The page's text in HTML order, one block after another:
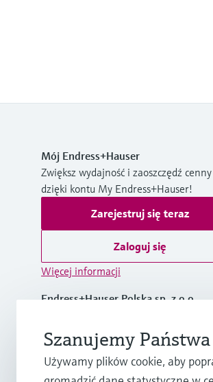
Mój Endress+Hauser
Zwiększ wydajność i zaoszczędź cenny
dzięki kontu My Endress+Hauser!
Zarejestruj się teraz
Zaloguj się
Więcej informacji
Endress+Hauser Polska sp. z o.o.
+48 71 773 00 00
Szanujemy
Używamy plików cookie, aby